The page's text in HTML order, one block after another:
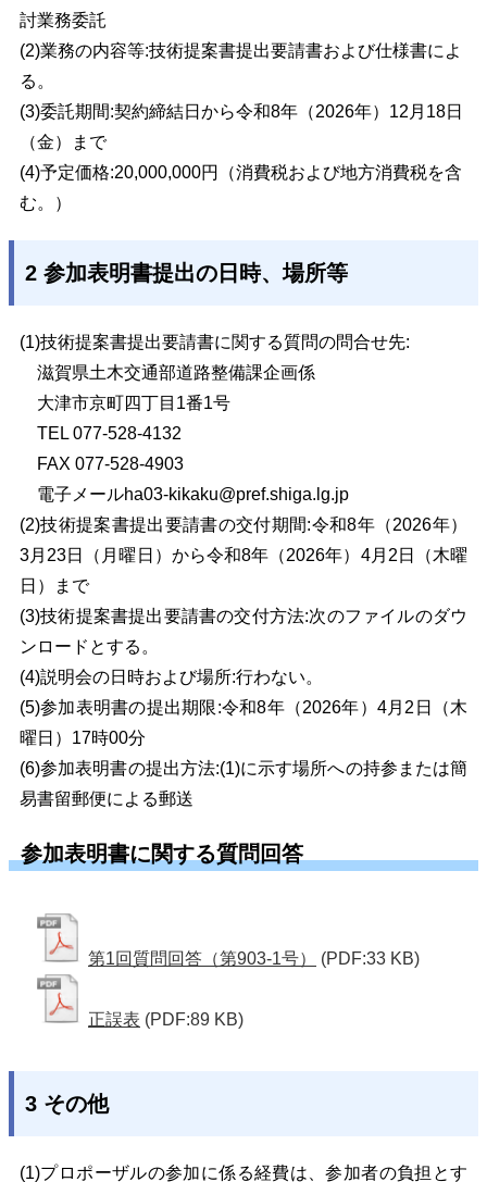
討業務委託
(2)業務の内容等:技術提案書提出要請書および仕様書によ
る。
(3)委託期間:契約締結日から令和8年（2026年）12月18日
（金）まで
(4)予定価格:20,000,000円（消費税および地方消費税を含
む。）
2 参加表明書提出の日時、場所等
(1)技術提案書提出要請書に関する質問の問合せ先:
滋賀県土木交通部道路整備課企画係
大津市京町四丁目1番1号
TEL 077-528-4132
FAX 077-528-4903
電子メールha03-kikaku@pref.shiga.lg.jp
(2)技術提案書提出要請書の交付期間:令和8年（2026年）
3月23日（月曜日）から令和8年（2026年）4月2日（木曜
日）まで
(3)技術提案書提出要請書の交付方法:次のファイルのダウ
ンロードとする。
(4)説明会の日時および場所:行わない。
(5)参加表明書の提出期限:令和8年（2026年）4月2日（木
曜日）17時00分
(6)参加表明書の提出方法:(1)に示す場所への持参または簡
易書留郵便による郵送
参加表明書に関する質問回答
第1回質問回答（第903-1号） (PDF:33 KB)
正誤表 (PDF:89 KB)
3 その他
(1)プロポーザルの参加に係る経費は、参加者の負担とす